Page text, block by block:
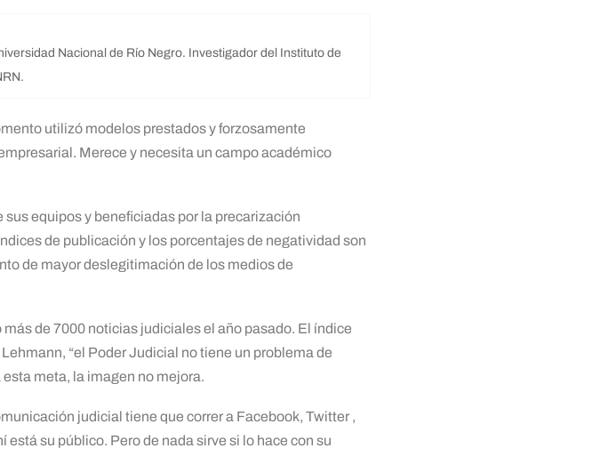
Nacional de Río Negro. Investigador del Instituto de
utilizó modelos prestados y forzosamente
Merece y necesita un campo académico
equipos y beneficiadas por la precarización
de publicación y los porcentajes de negatividad son
de mayor deslegitimación de los medios de
de 7000 noticias judiciales el año pasado. El índice
“el Poder Judicial no tiene un problema de
meta, la imagen no mejora.
judicial tiene que correr a Facebook, Twitter ,
está su público. Pero de nada sirve si lo hace con su